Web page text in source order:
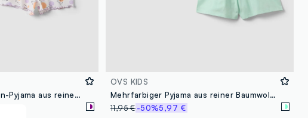
Mehrfarbiger Mädchen-Pyjama aus reiner Bio-Baumwolle mit Prints
OVS KIDS
Mehrfarbiger Pyjama aus reiner Baumwolle für Mädchen, reguläre Passform mit Designs
11,95 €-50%5,97 €